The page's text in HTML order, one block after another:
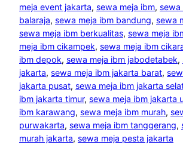
meja event jakarta, sewa meja ibm, sewa
balaraja, sewa meja ibm bandung, sewa
sewa meja ibm berkualitas, sewa meja
meja ibm cikampek, sewa meja ibm
ibm depok, sewa meja ibm jabodetabek,
jakarta, sewa meja ibm jakarta barat,
jakarta pusat, sewa meja ibm jakarta
ibm jakarta timur, sewa meja ibm jakarta
ibm karawang, sewa meja ibm murah,
purwakarta, sewa meja ibm tanggerang,
murah jakarta, sewa meja pesta jakarta